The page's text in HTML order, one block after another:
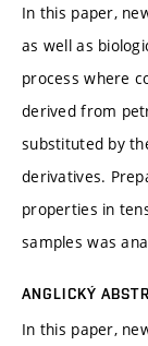
In this paper,
as well as
process where
derived from
substituted by
derivatives.
properties in
samples was
ANGLICKÝ
In this paper,